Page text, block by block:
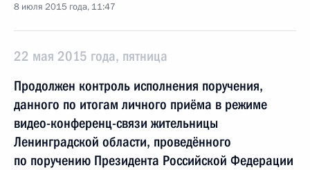
8 июля 2015 года, 11:47
22 мая 2015 года, пятница
Продолжен контроль исполнения поручения,
данного по итогам личного приёма в режиме
видео-конференц-связи жительницы
Ленинградской области, проведённого
по поручению Президента Российской Федерации